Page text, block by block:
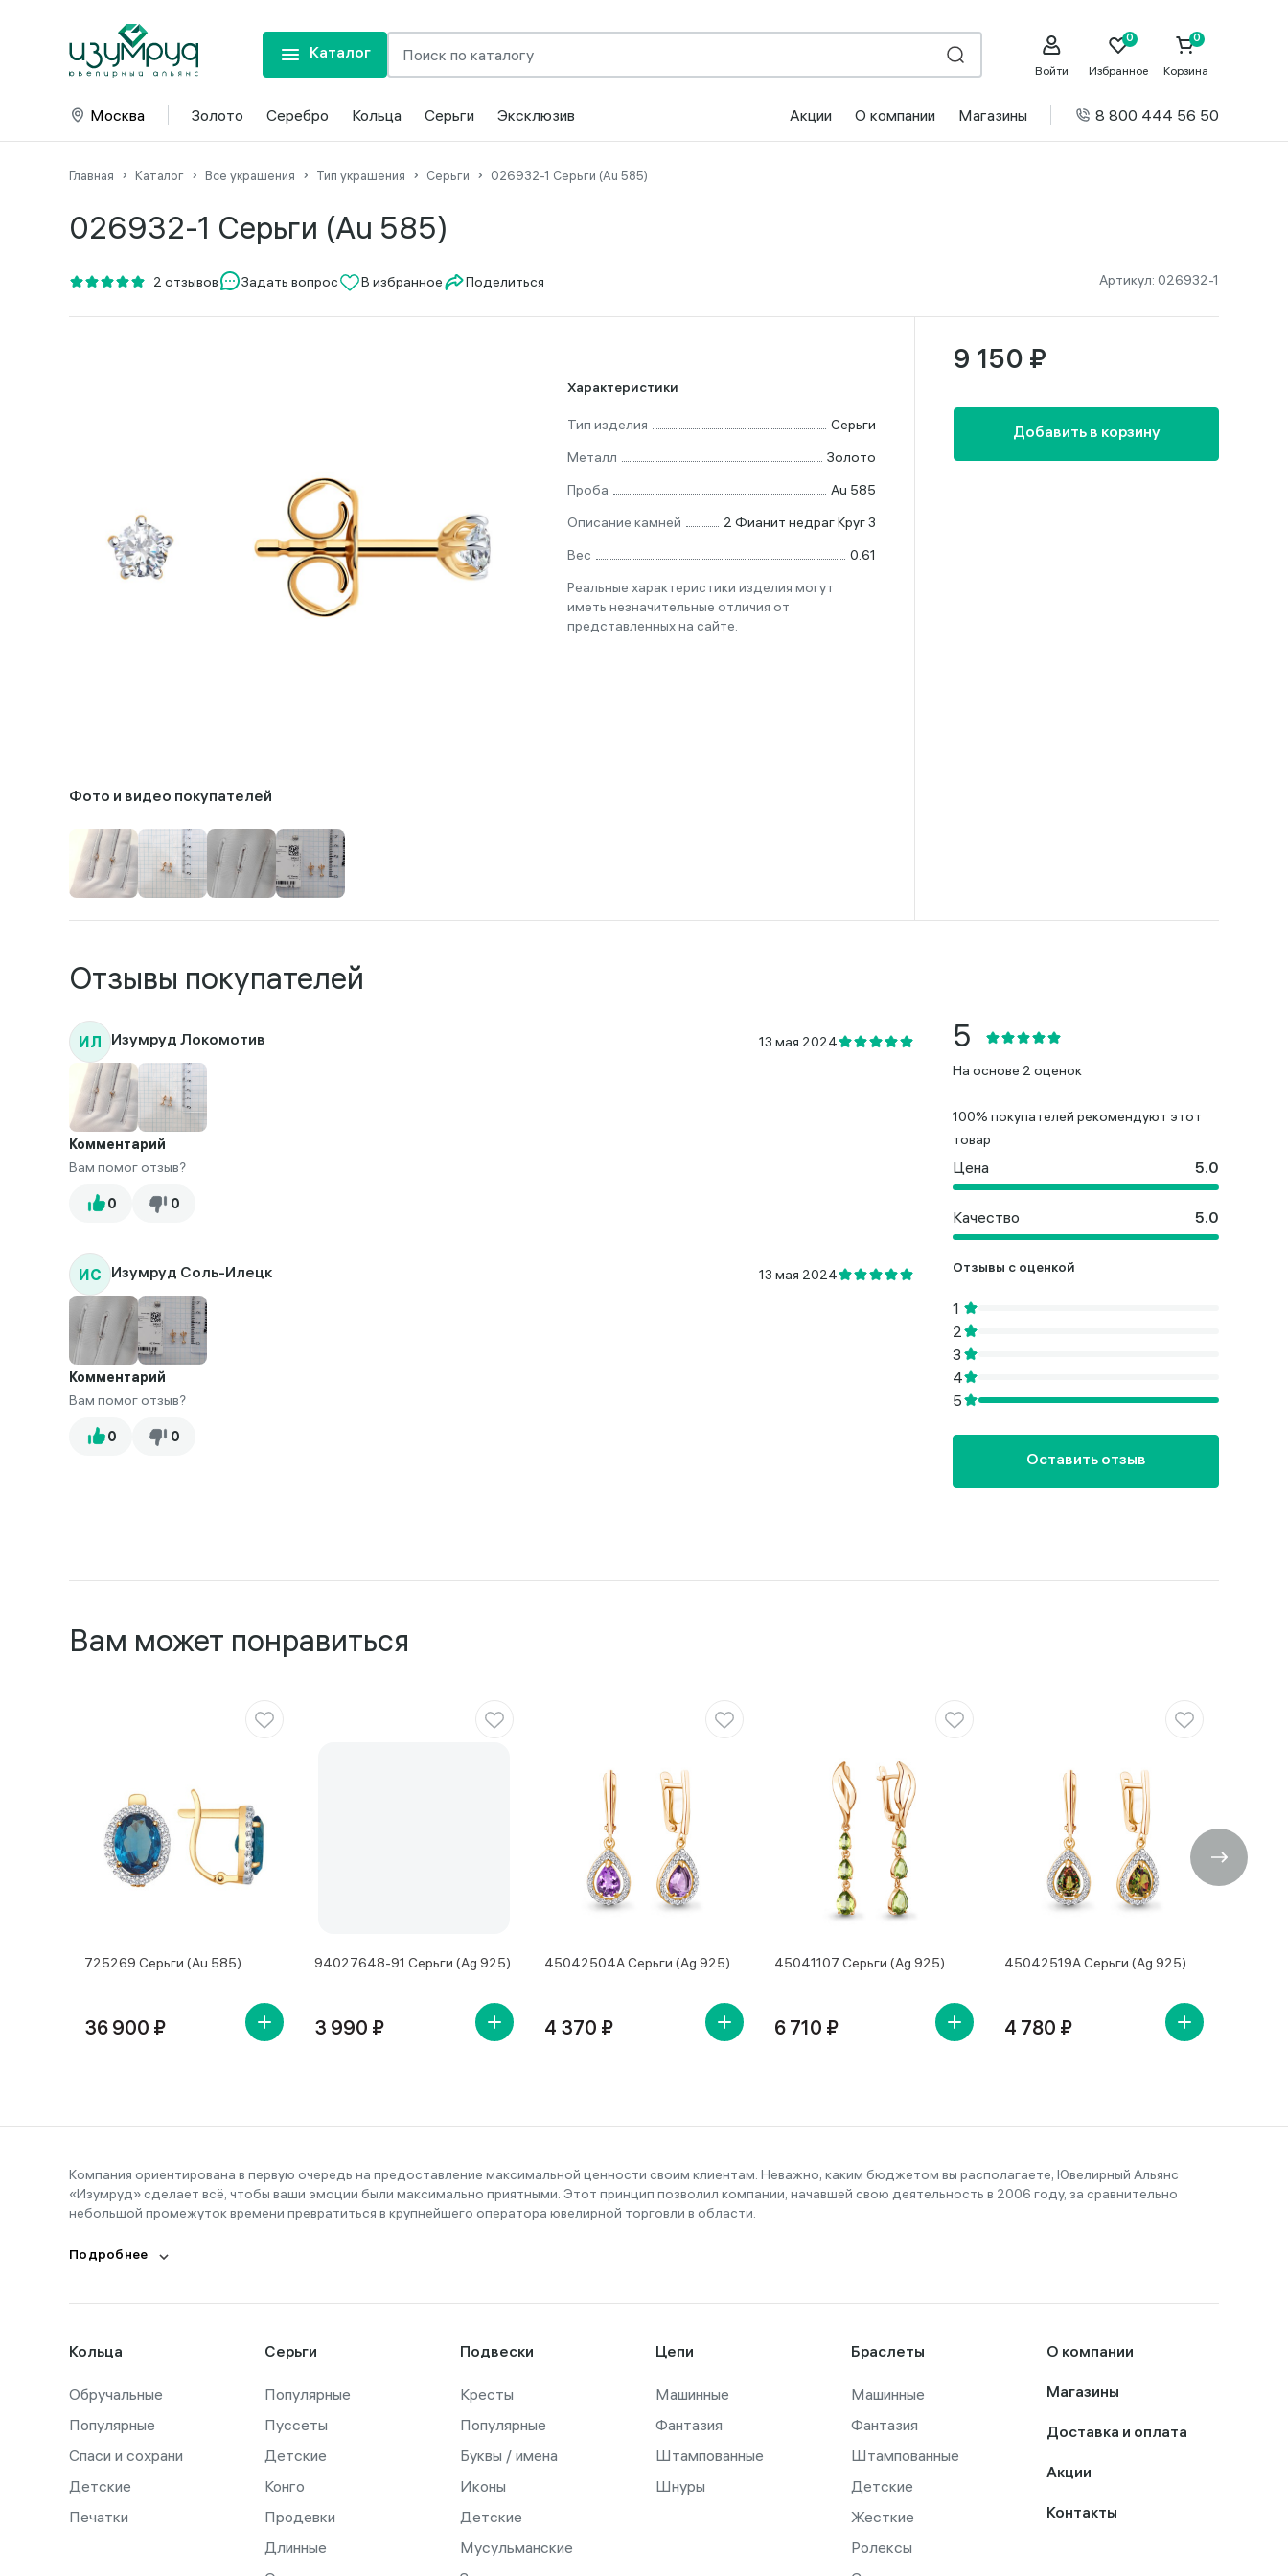
Каталог
Войти Избранное Корзина
Москва Золото Серебро Кольца Серьги Эксклюзив Акции О компании Магазины 8 800 444 56 50
Главная Каталог Все украшения Тип украшения Серьги 026932-1 Серьги (Au 585)
026932-1 Серьги (Au 585)
Задать вопрос Поделиться Артикул: 026932-1
Фото и видео покупателей
Характеристики
Тип изделия
Серьги
Металл
Золото
Проба
Au 585
Описание камней
2 Фианит недраг Круг 3
Вес
0.61
Реальные характеристики изделия могут
иметь незначительные отличия от
представленных на сайте.
9 150 ₽
Добавить в корзину
Отзывы покупателей
ИЛ Изумруд Локомотив 13 мая 2024
Комментарий
Вам помог отзыв?
ИС Изумруд Соль-Илецк 13 мая 2024
Комментарий
Вам помог отзыв?
На основе 2 оценок
100% покупателей рекомендуют этот
товар
Цена
Качество
Отзывы с оценкой
Оставить отзыв
Вам может понравиться
725269 Серьги (Au 585)
36 900 ₽
94027648-91 Серьги (Ag 925)
3 990 ₽
45042504А Серьги (Ag 925)
4 370 ₽
45041107 Серьги (Ag 925)
6 710 ₽
45042519А Серьги (Ag 925)
4 780 ₽
Компания ориентирована в первую очередь на предоставление максимальной ценности своим клиентам. Неважно, каким бюджетом вы располагаете, Ювелирный Альянс
«Изумруд» сделает всё, чтобы ваши эмоции были максимально приятными. Этот принцип позволил компании, начавшей свою деятельность в 2006 году, за сравнительно
небольшой промежуток времени превратиться в крупнейшего оператора ювелирной торговли в области.
Подробнее
Кольца
Обручальные
Популярные
Спаси и сохрани
Детские
Печатки
Серьги
Популярные
Пуссеты
Детские
Конго
Продевки
Длинные
Подвески
Кресты
Популярные
Буквы / имена
Иконы
Детские
Мусульманские
Цепи
Машинные
Фантазия
Штампованные
Шнуры
Браслеты
Машинные
Фантазия
Штампованные
Детские
Жесткие
Ролексы
О компании
Магазины
Доставка и оплата
Акции
Контакты